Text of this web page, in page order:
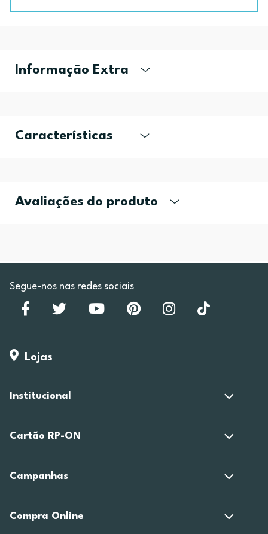
Informação Extra
Características
Avaliações do produto
Segue-nos nas redes sociais
Lojas
Institucional
Cartão RP-ON
Campanhas
Compra Online